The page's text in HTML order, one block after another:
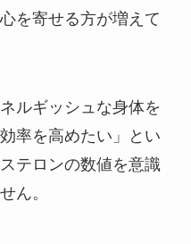
を寄せる方が増えて
ルギッシュな身体を
率を高めたい」とい
テロンの数値を意識
ん。